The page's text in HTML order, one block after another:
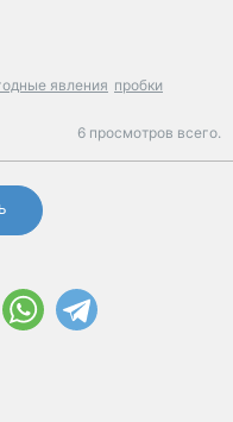
явления пробки
6 просмотров всего.